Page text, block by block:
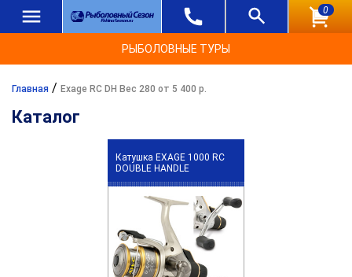
0
РЫБОЛОВНЫЕ ТУРЫ
Главная / Exage RC DH Вес 280 от 5 400 р.
Каталог
Катушка EXAGE 1000 RC
DOUBLE HANDLE